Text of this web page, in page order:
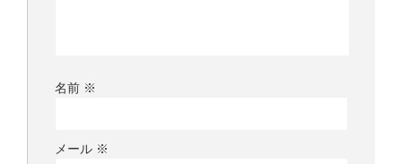
名前 ※
メール ※